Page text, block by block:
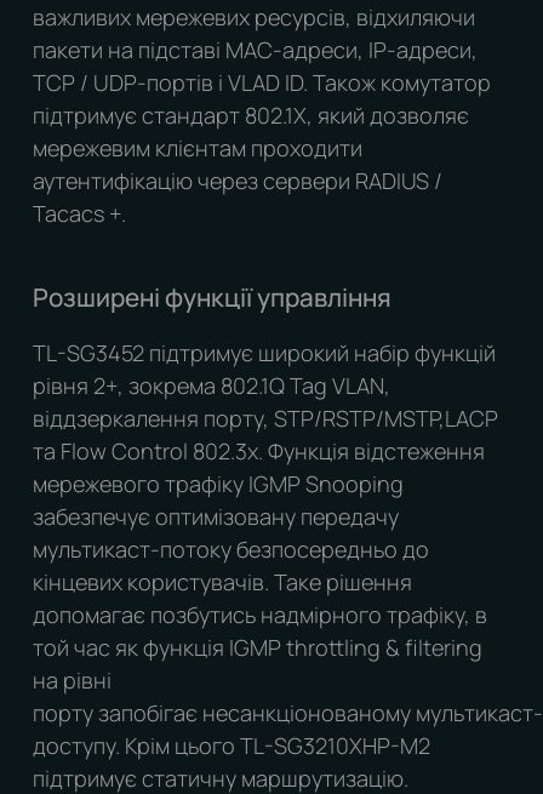
важливих мережевих ресурсів, відхиляючи
пакети на підставі MAC-адреси, IP-адреси,
TCP / UDP-портів і VLAD ID. Також комутатор
підтримує стандарт 802.1X, який дозволяє
мережевим клієнтам проходити
аутентифікацію через сервери RADIUS /
Tacacs +.
Розширені функції управління
TL-SG3452 підтримує широкий набір функцій
рівня 2+, зокрема 802.1Q Tag VLAN,
віддзеркалення порту, STP/RSTP/MSTP,LACP
та Flow Control 802.3x. Функція відстеження
мережевого трафіку IGMP Snooping
забезпечує оптимізовану передачу
мультикаст-потоку безпосередньо до
кінцевих користувачів. Таке рішення
допомагає позбутись надмірного трафіку, в
той час як функція IGMP throttling & filtering
на рівні
порту запобігає несанкціонованому мультикаст-
доступу. Крім цього TL-SG3210XHP-M2
підтримує статичну маршрутизацію.